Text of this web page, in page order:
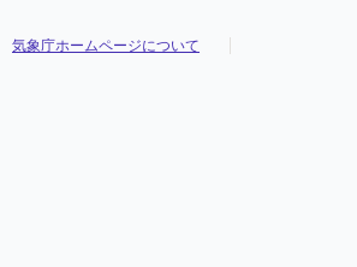
気象庁ホームページについて